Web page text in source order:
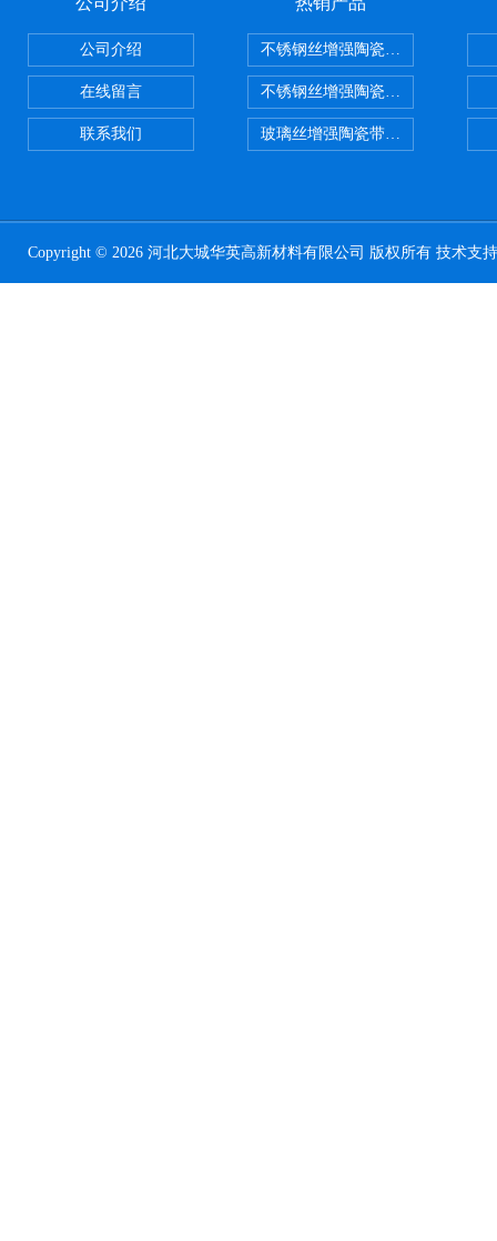
公司介绍
在线留言
联系我们
不锈钢丝增强陶瓷纤维布，陶瓷布
不锈钢丝增强陶瓷纤维布应用范围
玻璃丝增强陶瓷带，硅酸铝纤维
Copyright © 2026 河北大城华英高新材料有限公司 版权所有 技术支